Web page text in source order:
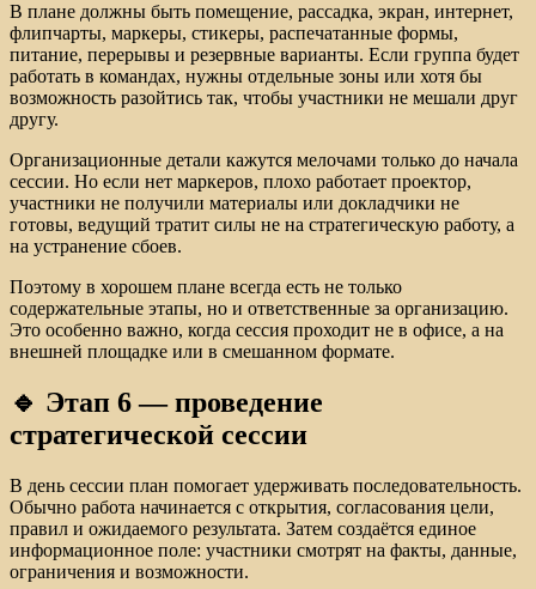
В плане должны быть помещение, рассадка, экран, интернет,
флипчарты, маркеры, стикеры, распечатанные формы,
питание, перерывы и резервные варианты. Если группа будет
работать в командах, нужны отдельные зоны или хотя бы
возможность разойтись так, чтобы участники не мешали друг
другу.
Организационные детали кажутся мелочами только до начала
сессии. Но если нет маркеров, плохо работает проектор,
участники не получили материалы или докладчики не
готовы, ведущий тратит силы не на стратегическую работу, а
на устранение сбоев.
Поэтому в хорошем плане всегда есть не только
содержательные этапы, но и ответственные за организацию.
Это особенно важно, когда сессия проходит не в офисе, а на
внешней площадке или в смешанном формате.
🔹 Этап 6 — проведение
стратегической сессии
В день сессии план помогает удерживать последовательность.
Обычно работа начинается с открытия, согласования цели,
правил и ожидаемого результата. Затем создаётся единое
информационное поле: участники смотрят на факты, данные,
ограничения и возможности.